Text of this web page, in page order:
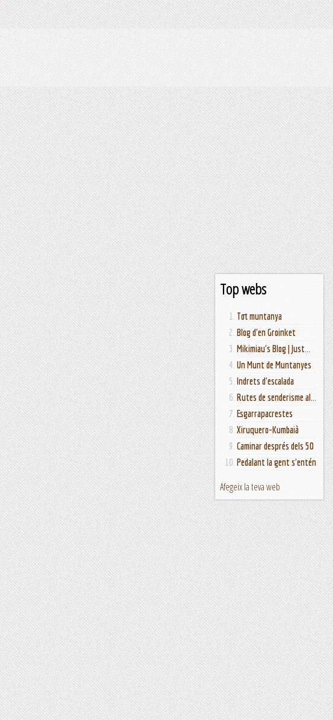
Top webs
Tot muntanya
Blog d'en Groinket
Mikimiau's Blog | Just...
Un Munt de Muntanyes
Indrets d'escalada
Rutes de senderisme al...
Esgarrapacrestes
Xiruquero-Kumbaià
Caminar després dels 50
Pedalant la gent s'entén
Afegeix la teva web